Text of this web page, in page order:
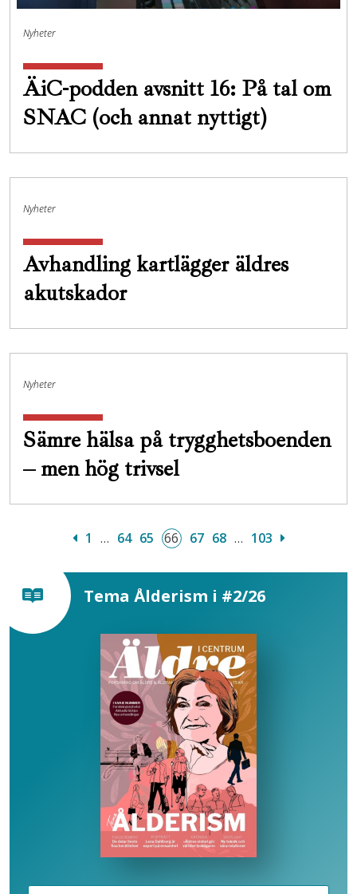
Nyheter
ÄiC-podden avsnitt 16: På tal om
SNAC (och annat nyttigt)
Nyheter
Avhandling kartlägger äldres
akutskador
Nyheter
Sämre hälsa på trygghetsboenden
– men hög trivsel
1 … 64 65 66 67 68 … 103
Tema Ålderism i #2/26